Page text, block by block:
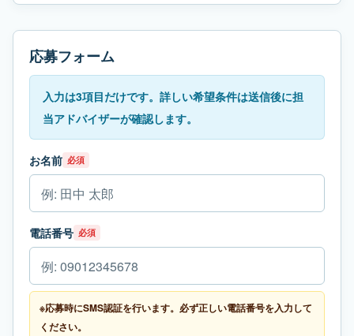
応募フォーム
入力は3項目だけです。詳しい希望条件は送信後に担
当アドバイザーが確認します。
お名前 必須
電話番号 必須
※応募時にSMS認証を行います。必ず正しい電話番号を入力して
ください。